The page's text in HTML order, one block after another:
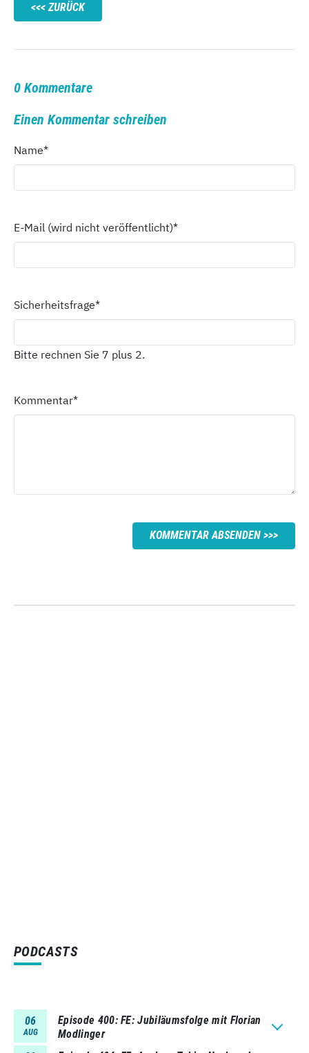
ZURÜCK
0 Kommentare
Einen Kommentar schreiben
Name*
E-Mail (wird nicht veröffentlicht)*
Sicherheitsfrage*
Bitte rechnen Sie 7 plus 2.
Kommentar*
KOMMENTAR ABSENDEN
PODCASTS
06
AUG
Episode 400 FE: Jubiläumsfolge mit Florian
Modlinger